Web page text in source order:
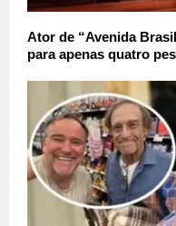
Ator de “Avenida
para apenas quatro